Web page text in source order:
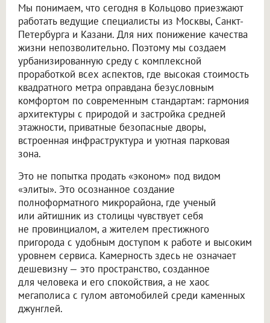
Мы понимаем, что сегодня в Кольцово приезжают
работать ведущие специалисты из Москвы, Санкт-
Петербурга и Казани. Для них понижение качества
жизни непозволительно. Поэтому мы создаем
урбанизированную среду с комплексной
проработкой всех аспектов, где высокая стоимость
квадратного метра оправдана безусловным
комфортом по современным стандартам: гармония
архитектуры с природой и застройка средней
этажности, приватные безопасные дворы,
встроенная инфраструктура и уютная парковая
зона.
Это не попытка продать «эконом» под видом
«элиты». Это осознанное создание
полноформатного микрорайона, где ученый
или айтишник из столицы чувствует себя
не провинциалом, а жителем престижного
пригорода с удобным доступом к работе и высоким
уровнем сервиса. Камерность здесь не означает
дешевизну — это пространство, созданное
для человека и его спокойствия, а не хаос
мегаполиса с гулом автомобилей среди каменных
джунглей.